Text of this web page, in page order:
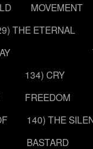
MOVEMENT
THE ETERNAL
134) CRY
FREEDOM
140) THE
BASTARD